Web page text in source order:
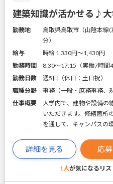
建築知識が活かせる♪
勤務地
鳥取県鳥取市（山陰本線
分）
給与
時給 1,330円〜1,430円
勤務時間
8:30～17:15（実働7時間
勤務日数
週5日（休日：土日祝）
職種分野
事務（一般・庶務事務、
仕事概要
大学内で、建物や設備の
いただきます。修繕箇所
を通して、キャンパスの
詳細を見る 応
1人が気になるリス